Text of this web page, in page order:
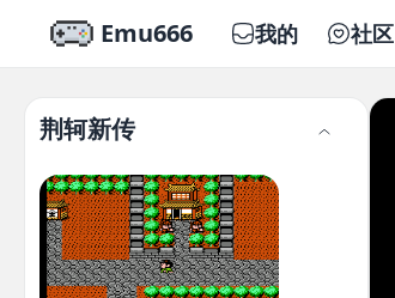
Emu666 我的 社区
荆轲新传